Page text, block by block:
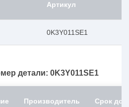
Артикул
0K3Y011SE1
детали: 0K3Y011SE1
Производитель Срок